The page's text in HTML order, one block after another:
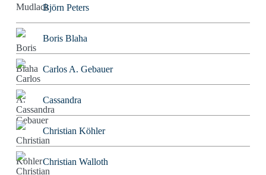
Björn Peters
Boris Blaha
Carlos A. Gebauer
Cassandra
Christian Köhler
Christian Walloth